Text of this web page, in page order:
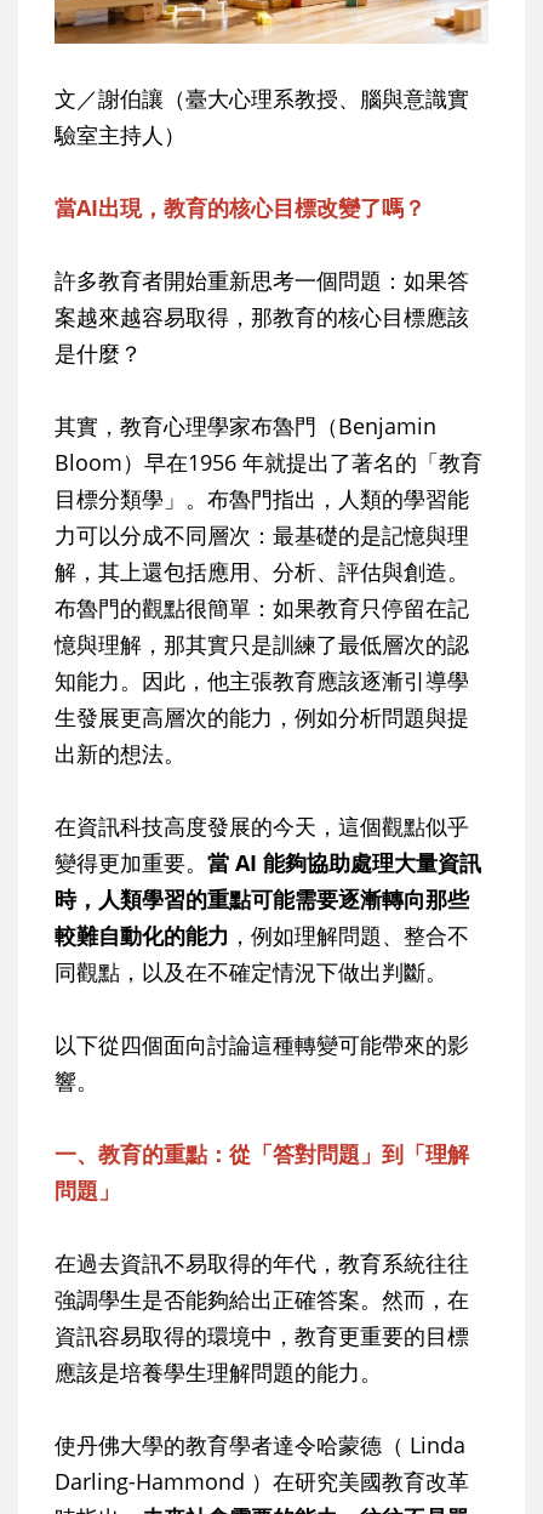
文／謝伯讓（臺大心理系教授、腦與意識實
驗室主持人）
當AI出現，教育的核心目標改變了嗎？
許多教育者開始重新思考一個問題：如果答
案越來越容易取得，那教育的核心目標應該
是什麼？
其實，教育心理學家布魯門（Benjamin
Bloom）早在1956 年就提出了著名的「教育
目標分類學」。布魯門指出，人類的學習能
力可以分成不同層次：最基礎的是記憶與理
解，其上還包括應用、分析、評估與創造。
布魯門的觀點很簡單：如果教育只停留在記
憶與理解，那其實只是訓練了最低層次的認
知能力。因此，他主張教育應該逐漸引導學
生發展更高層次的能力，例如分析問題與提
出新的想法。
在資訊科技高度發展的今天，這個觀點似乎
變得更加重要。 當 AI 能夠協助處理大量資訊
時，人類學習的重點可能需要逐漸轉向那些
較難自動化的能力 ，例如理解問題、整合不
同觀點，以及在不確定情況下做出判斷。
以下從四個面向討論這種轉變可能帶來的影
響。
一、教育的重點：從「答對問題」到「理解
問題」
在過去資訊不易取得的年代，教育系統往往
強調學生是否能夠給出正確答案。然而，在
資訊容易取得的環境中，教育更重要的目標
應該是培養學生理解問題的能力。
使丹佛大學的教育學者達令哈蒙德（ Linda
Darling-Hammond ）在研究美國教育改革